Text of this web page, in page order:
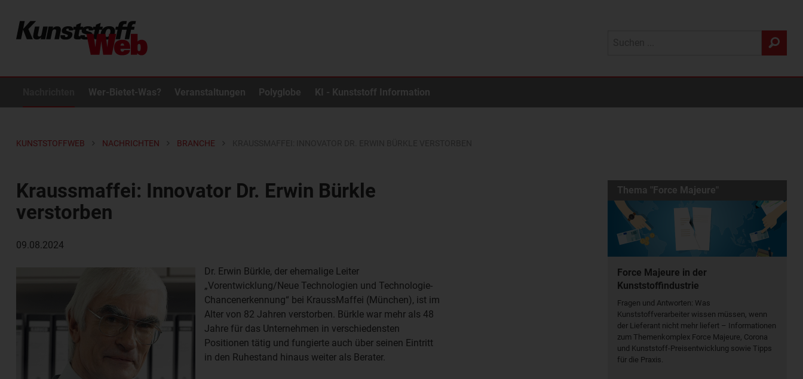
Wer-Bietet-Was? Veranstaltungen Polyglobe KI - Kunststoff Information
KUNSTSTOFFWEB NACHRICHTEN BRANCHE
Kraussmaffei: Innovator Dr. Erwin Bürkle
verstorben
09.08.2024
Dr. Erwin Bürkle, der ehemalige Leiter
„Vorentwicklung/Neue Technologien und Technologie-
Chancenerkennung“ bei KraussMaffei (München), ist im
Alter von 82 Jahren verstorben. Bürkle war mehr als 48
Jahre für das Unternehmen in verschiedensten
Positionen tätig und fungierte auch über seinen Eintritt
in den Ruhestand hinaus weiter als Berater.
Thema "Force Majeure"
Force Majeure in der
Kunststoffindustrie
Fragen und Antworten: Was
Kunst­stoff­verarbeiter wissen müssen, wenn
der Lieferant nicht mehr liefert – Informationen
zum Themenkomplex Force Majeure, Corona
und Kunststoff-Preisentwicklung sowie Tipps
für die Praxis.